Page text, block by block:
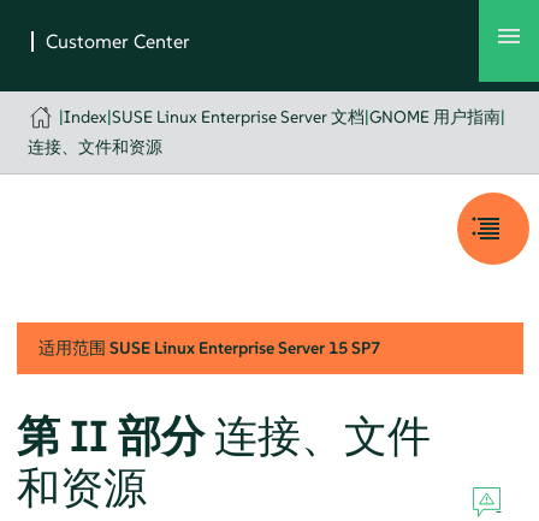
|Index|SUSE Linux Enterprise Server 文档|GNOME 用户指南|
连接、文件和资源
适用范围 SUSE Linux Enterprise Server 15 SP7
第 II 部分连接、文件
和资源